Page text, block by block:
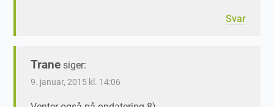
Svar
Trane siger:
9. januar, 2015 kl. 14:06